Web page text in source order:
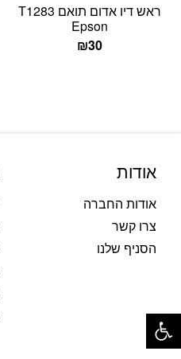
ראש דיו אדום תואם T1283
Epson
₪30
אודות
אודות החברה
צרו קשר
הסניף שלנו
פתח סרגל נגישות